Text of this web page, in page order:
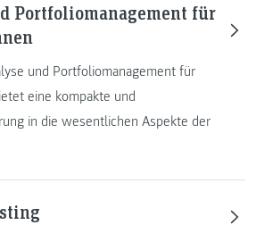
Portfoliomanagement für
und Portfoliomanagement für
eine kompakte und
in die wesentlichen Aspekte der